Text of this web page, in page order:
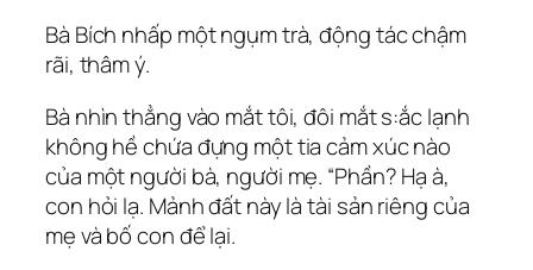
Bà Bích nhấp một ngụm trà, động tác chậm
rãi, thâm ý.
Bà nhìn thẳng vào mắt tôi, đôi mắt s:ắc lạnh
không hề chứa đựng một tia cảm xúc nào
của một người bà, người mẹ. “Phần? Hạ à,
con hỏi lạ. Mảnh đất này là tài sản riêng của
mẹ và bố con để lại.